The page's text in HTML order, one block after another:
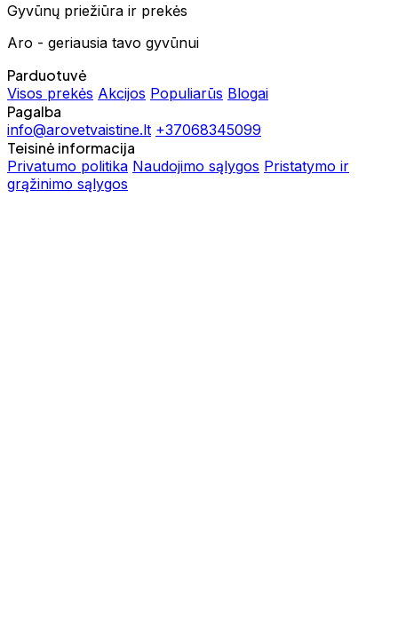
Gyvūnų priežiūra ir prekės
Aro - geriausia tavo gyvūnui
Parduotuvė
Visos prekės Akcijos Populiarūs Blogai
Pagalba
info@arovetvaistine.lt +37068345099
Teisinė informacija
Privatumo politika Naudojimo sąlygos Pristatymo ir
grąžinimo sąlygos